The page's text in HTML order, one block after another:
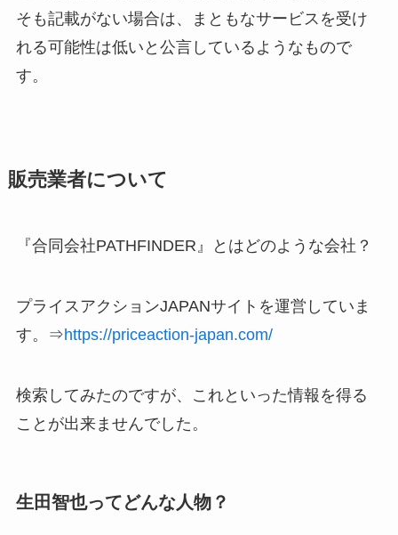
そも記載がない場合は、まともなサービスを受け
れる可能性は低いと公言しているようなもので
す。
販売業者について
『合同会社PATHFINDER』とはどのような会社？
プライスアクションJAPANサイトを運営していま
す。⇒https://priceaction-japan.com/
検索してみたのですが、これといった情報を得る
ことが出来ませんでした。
生田智也ってどんな人物？